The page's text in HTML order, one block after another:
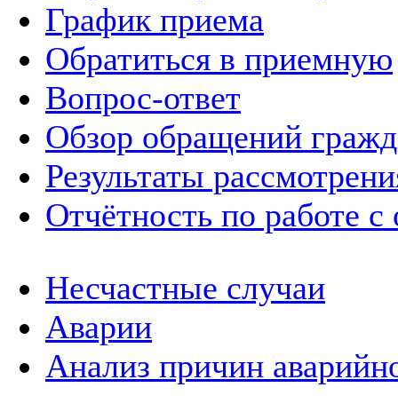
График приема
Обратиться в приемную
Вопрос-ответ
Обзор обращений
Результаты
Отчётность по работе
Несчастные случаи
Аварии
Анализ причин